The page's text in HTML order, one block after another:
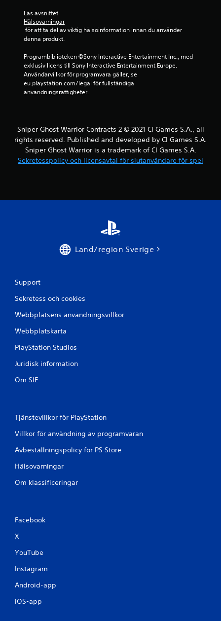
a
a
t
p
1
Läs avsnittet
Hälsovarningar
denna produkt.
Programbiblioteken ©Sony Interactive Entertainment Inc., med
exklusiv licens till Sony Interactive Entertainment Europe.
Användarvillkor för programvara gäller, se
eu.playstation.com/legal för fullständiga
användningsrättigheter.
Sniper Ghost Warrior Contracts 2 © 2021 CI Games S.A., all
rights reserved. Published and developed by CI Games S.A.
Sniper Ghost Warrior is a trademark of CI Games S.A.
Sekretesspolicy och licensavtal för slutanvändare för spel
Land/region Sverige
Support
Sekretess och cookies
Webbplatsens användningsvillkor
Webbplatskarta
PlayStation Studios
Juridisk information
Om SIE
Tjänstevillkor för PlayStation
Villkor för användning av programvaran
Avbeställningspolicy för PS Store
Hälsovarningar
Om klassificeringar
Facebook
X
YouTube
Instagram
Android-app
iOS-app